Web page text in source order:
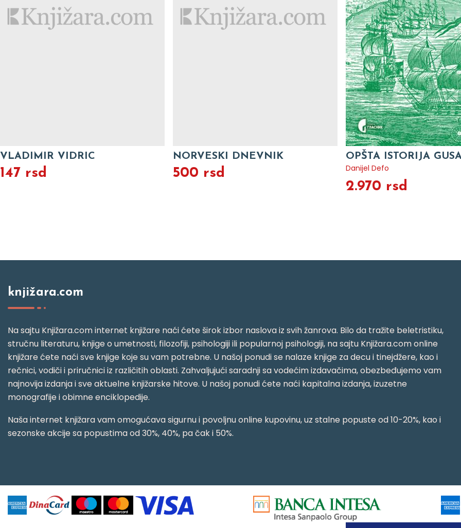
VLADIMIR VIDRIC
147 rsd
NORVESKI DNEVNIK
500 rsd
OPŠTA ISTORIJA
Danijel Defo
2.970 rsd
knjižara.com
Na sajtu Knjižara.com internet knjižare naći ćete širok izbor naslova iz svih žanrova. Bilo da tražite beletristiku,
stručnu literaturu, knjige o umetnosti, filozofiji, psihologiji ili popularnoj psihologiji, na sajtu Knjižara.com online
knjižare ćete naći sve knjige koje su vam potrebne. U našoj ponudi se nalaze knjige za decu i tinejdžere, kao i
rečnici, vodiči i priručnici iz različitih oblasti. Zahvaljujući saradnji sa vodećim izdavačima, obezbeđujemo vam
najnovija izdanja i sve aktuelne knjižarske hitove. U našoj ponudi ćete naći kapitalna izdanja, izuzetne
monografije i obimne enciklopedije.
Naša internet knjižara vam omogućava sigurnu i povoljnu online kupovinu, uz stalne popuste od 10-20%, kao i
sezonske akcije sa popustima od 30%, 40%, pa čak i 50%.